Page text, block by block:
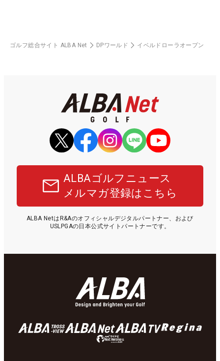
ゴルフ総合サイト ALBA Net DPワールド イベルドローラオープン
ALBAゴルフニュース
メルマガ登録はこちら
ALBA NetはR&Aのオフィシャルデジタルパートナー、および
USLPGAの日本公式サイトパートナーです。